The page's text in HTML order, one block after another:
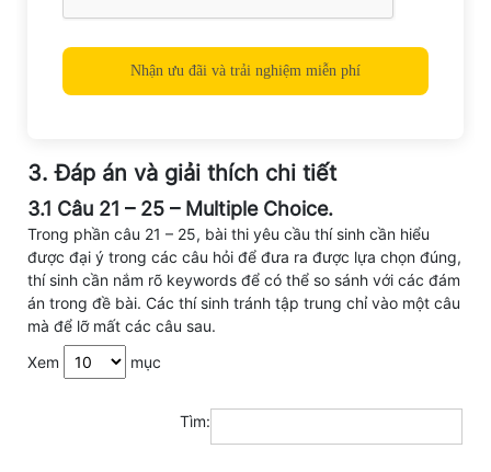
3. Đáp án và giải thích chi tiết
3.1 Câu 21 – 25 – Multiple Choice.
Trong phần câu 21 – 25, bài thi yêu cầu thí sinh cần hiểu
được đại ý trong các câu hỏi để đưa ra được lựa chọn đúng,
thí sinh cần nắm rõ keywords để có thể so sánh với các đám
án trong đề bài. Các thí sinh tránh tập trung chỉ vào một câu
mà để lỡ mất các câu sau.
Xem
mục
Tìm: